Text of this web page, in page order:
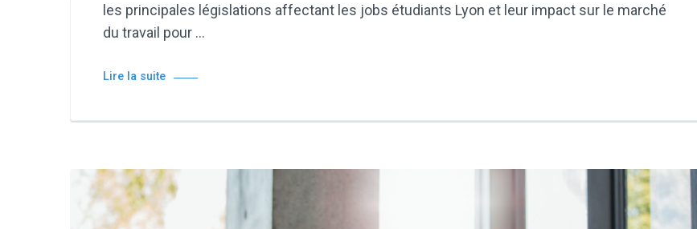
les principales législations affectant les jobs étudiants Lyon et leur impact sur le marché
du travail pour …
Lire la suite